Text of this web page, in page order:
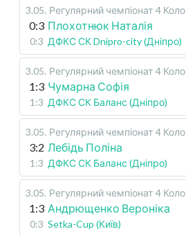
3.05. Регулярний чемпіонат 4 Коло
0:3 Плохотнюк Наталія
0:3 ДФКС СК Dnipro-city (Дніпро)
3.05. Регулярний чемпіонат 4 Коло
1:3 Чумарна Софія
1:3 ДФКС СК Баланс (Дніпро)
3.05. Регулярний чемпіонат 4 Коло
3:2 Лебідь Поліна
1:3 ДФКС СК Баланс (Дніпро)
3.05. Регулярний чемпіонат 4 Коло
1:3 Андрющенко Вероніка
0:3 Setka-Cup (Київ)